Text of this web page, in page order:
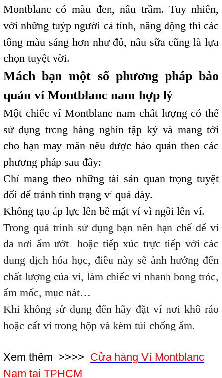
Montblanc có màu đen, nâu trầm. Tuy nhiên,
với những tuýp người cá tính, năng động thì các
tông màu sáng hơn như đỏ, nâu sữa cũng là lựa
chọn tuyệt vời.
Mách bạn một số phương pháp bảo
quản ví Montblanc nam hợp lý
Một chiếc ví Montblanc nam chất lượng có thể
sử dụng trong hàng nghìn tập kỷ và mang tới
cho bạn may mắn nếu được bảo quản theo các
phương pháp sau đây:
Chỉ mang theo những tài sản quan trọng tuyệt
đối để tránh tình trạng ví quá dày.
Không tạo áp lực lên bề mặt ví vì ngồi lên ví.
Trong quá trình sử dụng bạn nên hạn chế để ví
da nơi ẩm ướt hoặc tiếp xúc trực tiếp với các
dung dịch hóa học, điều này sẽ ảnh hưởng đến
chất lượng của ví, làm chiếc ví nhanh bong tróc,
ẩm mốc, mục nát…
Khi không sử dụng đến hãy đặt ví nơi khô ráo
hoặc cất ví trong hộp và kèm túi chống ẩm.
Xem thêm >>>> Cửa hàng Ví Montblanc
Nam tại TPHCM